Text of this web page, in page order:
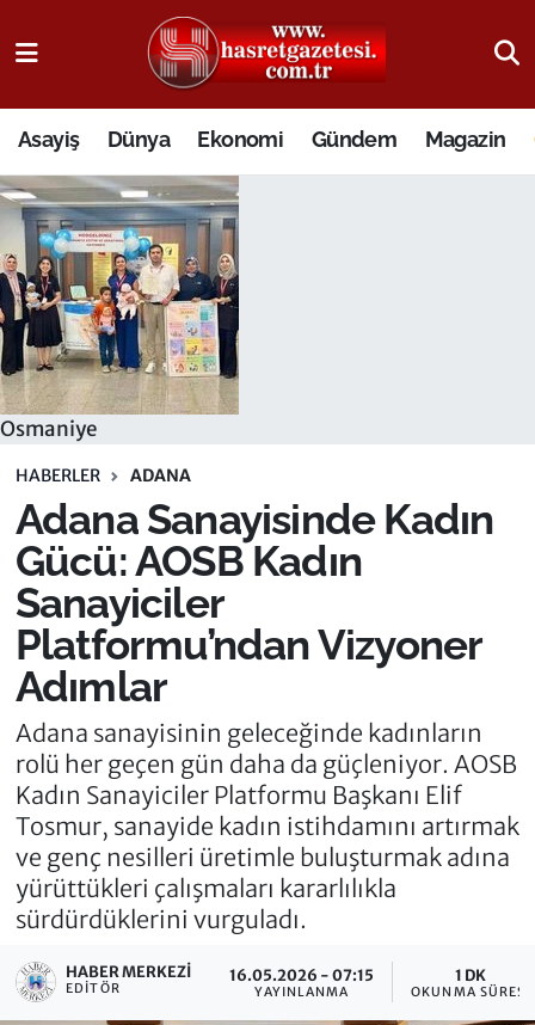
Asayiş Dünya Ekonomi Gündem Magazin
Osmaniye
HABERLER ADANA
Adana Sanayisinde Kadın
Gücü: AOSB Kadın
Sanayiciler
Platformu’ndan Vizyoner
Adımlar
Adana sanayisinin geleceğinde kadınların
rolü her geçen gün daha da güçleniyor. AOSB
Kadın Sanayiciler Platformu Başkanı Elif
Tosmur, sanayide kadın istihdamını artırmak
ve genç nesilleri üretimle buluşturmak adına
yürüttükleri çalışmaları kararlılıkla
sürdürdüklerini vurguladı.
HABER MERKEZI
EDITÖR
16.05.2026 - 07:15
YAYINLANMA
1 DK
OKUNMA SÜRESI
Osmaniye Nöbetçi Eczaneler
Osmaniye Hava Durumu
Osmaniye Trafik Yoğunluk Haritası
Süper Lig Puan Durumu ve Fikstür
Tüm Manşetler
Son Dakika Haberleri